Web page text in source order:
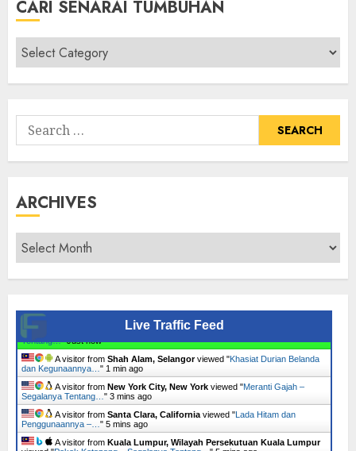
CARI SENARAI TUMBUHAN
Cari
Senarai
Tumbuhan
Search
for:
ARCHIVES
Archives
Live Traffic Feed
A visitor fromSubang, Selangorviewed "Keladi Telur – Segalanya
Tentang…"3 secs ago
A visitor fromShah Alam, Selangorviewed "Khasiat Durian Belanda
dan Kegunaannya…" 1 min ago
A visitor fromNew York City, New Yorkviewed "Meranti Gajah –
Segalanya Tentang…"3 mins ago
A visitor fromSanta Clara, Californiaviewed "Lada Hitam dan
Penggunaannya –…" 5 mins ago